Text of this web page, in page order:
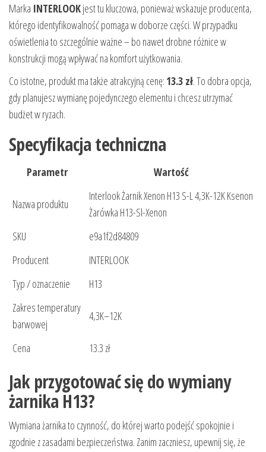
Marka INTERLOOKjest tu kluczowa, ponieważ wskazuje producenta,
którego identyfikowalność pomaga w doborze części. W przypadku
oświetlenia to szczególnie ważne – bo nawet drobne różnice w
konstrukcji mogą wpływać na komfort użytkowania.
Co istotne, produkt ma także atrakcyjną cenę: 13.3 zł. To dobra opcja,
gdy planujesz wymianę pojedynczego elementu i chcesz utrzymać
budżet w ryzach.
Specyfikacja techniczna
Parametr Wartość
Nazwa produktu
Interlook Żarnik Xenon H13 S-L 4,3K-12K Ksenon
Żarówka H13-Sl-Xenon
SKU
e9a1f2d84809
Producent
INTERLOOK
Typ / oznaczenie
H13
Zakres temperatury
barwowej
4,3K–12K
Cena 13.3 zł
Jak przygotować się do wymiany
żarnika H13?
Wymiana żarnika to czynność, do której warto podejść spokojnie i
zgodnie z zasadami bezpieczeństwa. Zanim zaczniesz, upewnij się, że